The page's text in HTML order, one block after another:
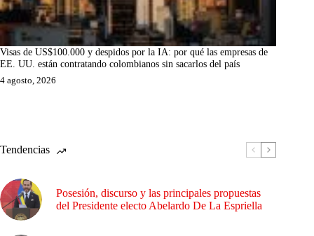
Visas de US$100.000 y despidos por la IA: por qué las empresas de
EE. UU. están contratando colombianos sin sacarlos del país
4 agosto, 2026
Tendencias
Posesión, discurso y las principales propuestas
del Presidente electo Abelardo De La Espriella